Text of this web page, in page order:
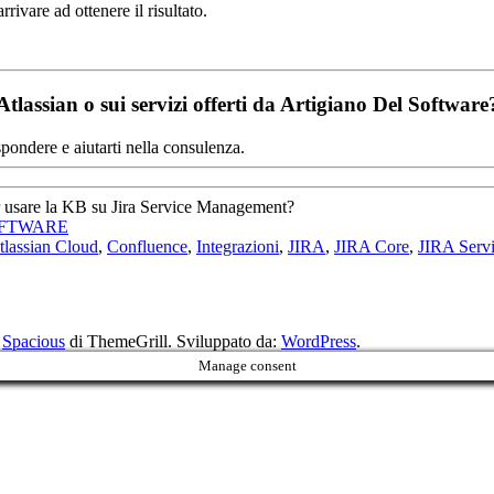
ad ottenere il risultato.
o sui servizi offerti da Artigiano Del
e aiutarti nella consulenza.
la KB su Jira Service Management?
Cloud, Confluence, Integrazioni, JIRA, JIRA Core, JIRA
Spacious di ThemeGrill. Sviluppato da: WordPress.
Manage consent